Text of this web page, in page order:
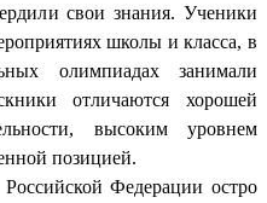
свои знания. Ученики
школы и класса, в
олимпиадах занимали
отличаются хорошей
высоким уровнем
позицией.
Федерации остро